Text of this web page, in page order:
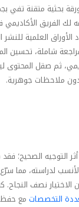
بحثية متقنة تفي
لك الفريق
إعداد الأوراق العلمية
شاملة، تحسين
ثم صقل المحتوى
دون ملاحظات جوهرية.
التوجيه الصحيح؛ فقد
لدراسته، مما
نصف النجاح.
التخصصات مع حفظ